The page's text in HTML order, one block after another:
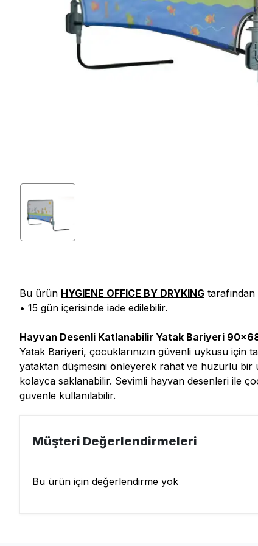
Bu ürün HYGIENE OFFICE BY DRYKING
• 15 gün içerisinde iade edilebilir.
Hayvan Desenli Katlanabilir Yatak Bariyeri
Yatak Bariyeri, çocuklarınızın güvenli uykusu
yataktan düşmesini önleyerek rahat ve huzurlu bir
kolayca saklanabilir. Sevimli hayvan desenleri ile
güvenle kullanılabilir.
Müşteri Değerlendirmeleri
Bu ürün için değerlendirme yok